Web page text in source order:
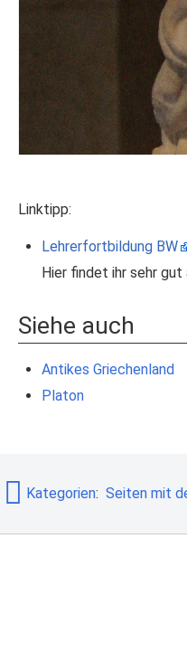
Linktipp:
Lehrerfortbildung BW
Hier findet ihr sehr
Siehe auch
Antikes Griechenland
Platon
Kategorien: Seiten mit